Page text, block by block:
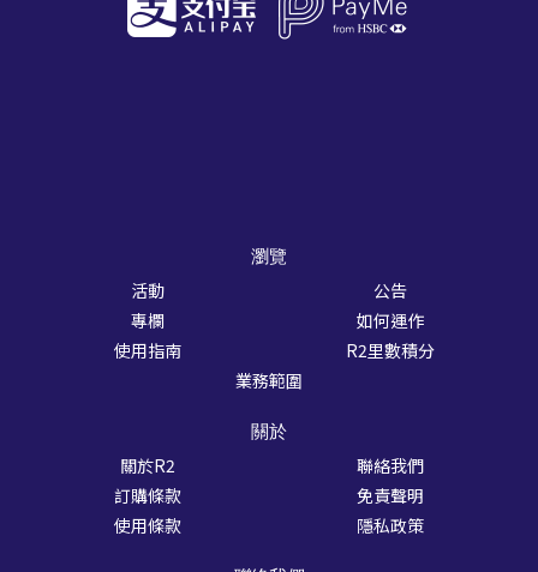
瀏覽
活動
公告
專欄
如何運作
使用指南
R2里數積分
業務範圍
關於
關於R2
聯絡我們
訂購條款
免責聲明
使用條款
隱私政策